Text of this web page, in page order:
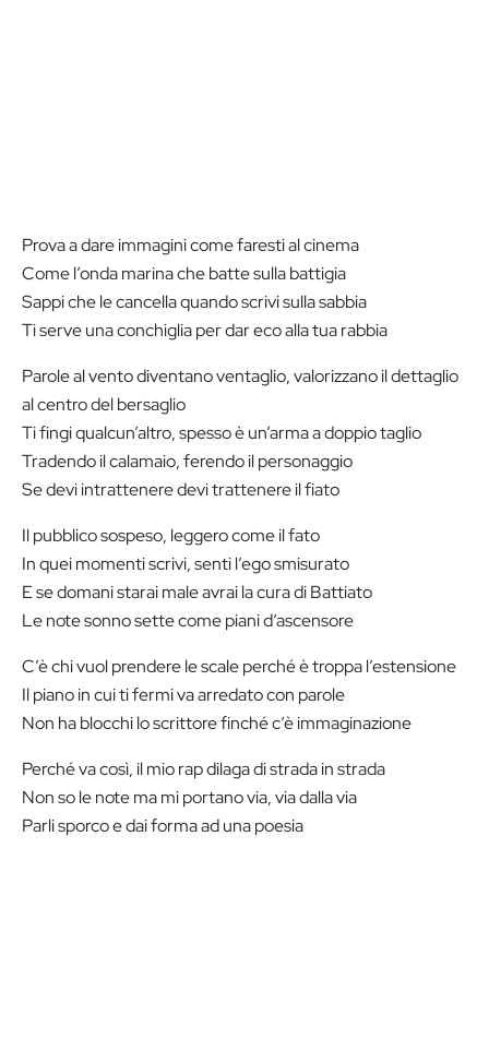
Prova a dare immagini come faresti al cinema
Come l’onda marina che batte sulla battigia
Sappi che le cancella quando scrivi sulla sabbia
Ti serve una conchiglia per dar eco alla tua rabbia
Parole al vento diventano ventaglio, valorizzano il dettaglio
al centro del bersaglio
Ti fingi qualcun’altro, spesso è un’arma a doppio taglio
Tradendo il calamaio, ferendo il personaggio
Se devi intrattenere devi trattenere il fiato
Il pubblico sospeso, leggero come il fato
In quei momenti scrivi, senti l’ego smisurato
E se domani starai male avrai la cura di Battiato
Le note sonno sette come piani d’ascensore
C’è chi vuol prendere le scale perché è troppa l’estensione
Il piano in cui ti fermi va arredato con parole
Non ha blocchi lo scrittore finché c’è immaginazione
Perché va così, il mio rap dilaga di strada in strada
Non so le note ma mi portano via, via dalla via
Parli sporco e dai forma ad una poesia